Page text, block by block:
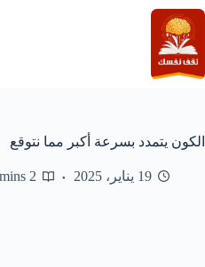
التجاوز
إلى
المحتوى
الكون يتمدد بسرعة أكبر مما نتوقع
19 يناير، 2025 2 mins